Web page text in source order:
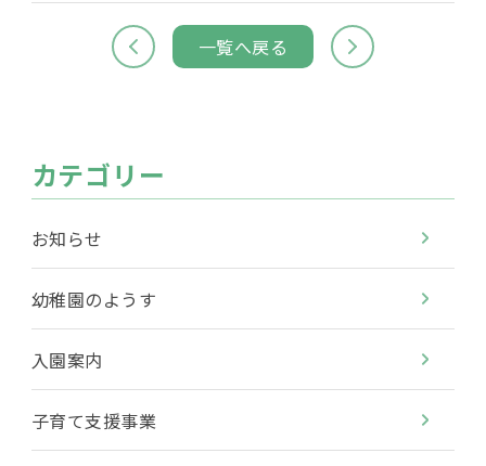
一覧へ戻る
カテゴリー
お知らせ
幼稚園のようす
入園案内
子育て支援事業